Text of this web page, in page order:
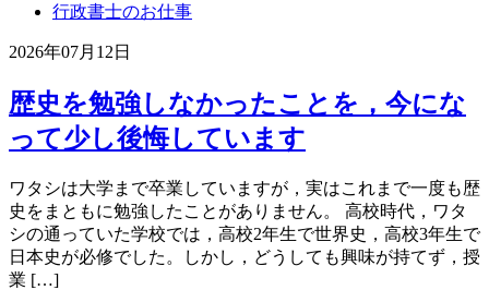
行政書士のお仕事
2026年07月12日
歴史を勉強しなかったことを，今にな
って少し後悔しています
ワタシは大学まで卒業していますが，実はこれまで一度も歴
史をまともに勉強したことがありません。 高校時代，ワタ
シの通っていた学校では，高校2年生で世界史，高校3年生で
日本史が必修でした。しかし，どうしても興味が持てず，授
業 […]